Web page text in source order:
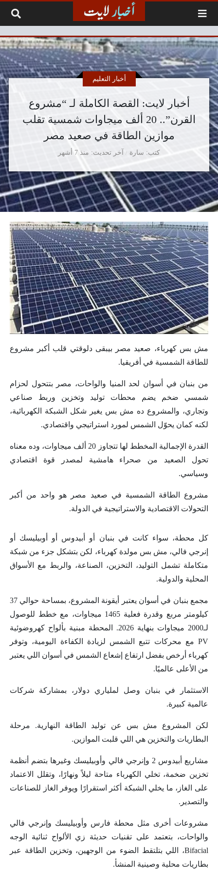
أخبار لايت: القصة الكاملة لـ “مشروع
القرن”.. 20 ألف ميجاوات شمسية تقلب
موازين الطاقة في صعيد مصر
كتب سارة
أخبار التعليم
آخر تحديث منذ 7 أشهر
مش بس كهرباء، صعيد مصر بيبقى دلوقتي قلب أكبر مشروع
للطاقة الشمسية في أفريقيا.
من بنبان في أسوان لحد المنيا والواحات، مصر بتتحول لحزام
شمسي ضخم يضم محطات توليد وتخزين وربط صناعي
وتجاري، والمشروع ده مش بس يغير شكل الشبكة الكهربائية،
لكنه كمان يحوّل الشمس لمورد استراتيجي واقتصادي.
القدرة الإجمالية المخطط لها تتجاوز 20 ألف ميجاوات، وده معناه
تحول الصعيد من صحراء هامشية لمصدر قوة اقتصادي
وسياسي.
مشروع الطاقة الشمسية في صعيد مصر هو واحد من أكبر
التحولات الاقتصادية والاستراتيجية في الدولة.
كل محطة، سواء كانت في بنبان أو أبيدوس أو أوبيليسك أو
إنرجي فالي، مش بس مولدة كهرباء، لكن بتشكل جزء من شبكة
متكاملة تشمل التوليد، التخزين، الصناعة، والربط مع الأسواق
المحلية والدولية.
مجمع بنبان في أسوان يعتبر أيقونة المشروع، بمساحة حوالي 37
كيلومتر مربع وقدرة فعلية 1465 ميجاوات، مع خطط للوصول
لـ2000 ميجاوات بنهاية 2026. المحطة مبنية بألواح كهروضوئية
PV مع محركات تتبع الشمس لزيادة الكفاءة اليومية، وتوفر
كهرباء أرخص بفضل ارتفاع إشعاع الشمس في أسوان اللي يعتبر
من الأعلى عالميًا.
الاستثمار في بنبان وصل لملياري دولار، بمشاركة شركات
عالمية كبيرة.
لكن المشروع مش بس عن توليد الطاقة النهارية. مرحلة
البطاريات والتخزين هي اللي قلبت الموازين.
مشاريع أبيدوس 2 وإنرجي فالي وأوبيليسك وغيرها بتضم أنظمة
تخزين ضخمة، تخلي الكهرباء متاحة ليلاً ونهارًا، وتقلل الاعتماد
على الغاز، ما يخلي الشبكة أكثر استقرارًا ويوفر الغاز للصناعات
والتصدير.
مشروعات أخرى مثل محطة فارس وأوبيليسك وإنرجي فالي
والواحات، بتعتمد على تقنيات حديثة زي الألواح ثنائية الوجه
Bifacial، اللي بتلتقط الضوء من الوجهين، وتخزين الطاقة عبر
بطاريات محلية وصينية المنشأ.